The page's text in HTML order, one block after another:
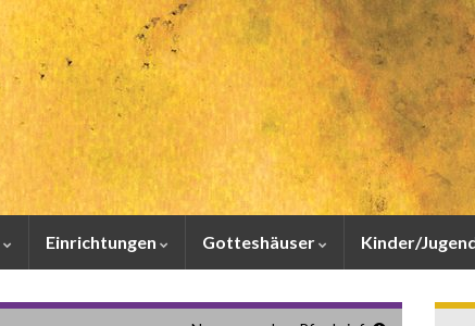
Einrichtungen Gotteshäuser Kinder/